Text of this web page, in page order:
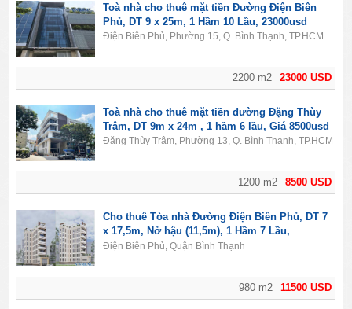
23000 USD
2200 m2
Toà nhà cho thuê mặt tiền Đường Điện Biên
Phủ, DT 9 x 25m, 1 Hầm 10 Lầu, 23000usd
Điện Biên Phủ, Phường 15, Q. Bình Thạnh, TP.HCM
8500 USD
1200 m2
Toà nhà cho thuê mặt tiền đường Đặng Thùy
Trâm, DT 9m x 24m , 1 hầm 6 lầu, Giá 8500usd
Đặng Thùy Trâm, Phường 13, Q. Bình Thạnh, TP.HCM
11500 USD
980 m2
Cho thuê Tòa nhà Đường Điện Biên Phủ, DT 7
x 17,5m, Nở hậu (11,5m), 1 Hầm 7 Lầu,
11500usd
Điện Biên Phủ, Quận Bình Thạnh